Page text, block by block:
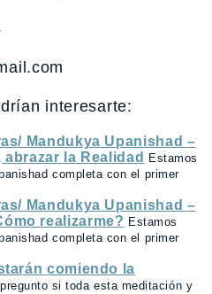
interesarte:
Mandukya Upanishad –
la Realidad
Estamos
completa con el primer
Mandukya Upanishad –
realizarme? Estamos
completa con el primer
comiendo la
si toda esta meditación y